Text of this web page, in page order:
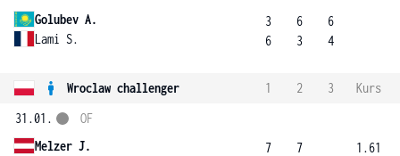
Golubev A.
Lami S.
3
6
6
3
6
4
Wroclaw challenger 1 2 3
Kurs
31.01.
Melzer J.
OF
7
7
1.61